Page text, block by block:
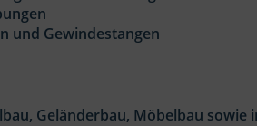
und Gewindestangen
Geländerbau, Möbelbau sowie